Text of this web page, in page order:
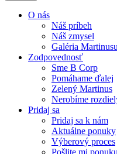
O nás
Náš príbeh
Náš zmysel
Galéria Martinusu
Zodpovednosť
Sme B Corp
Pomáhame ďalej
Zelený Martinus
Nerobíme
Pridaj sa
Pridaj sa k nám
Aktuálne ponuky
Výberový proces
Pošlite mi ponuku